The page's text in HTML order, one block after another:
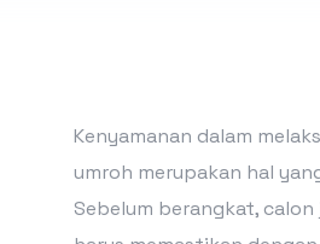
Kenyamanan dalam
umroh merupakan hal
Sebelum berangkat, calon